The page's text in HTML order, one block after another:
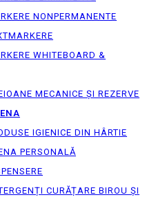
NONPERMANENTE
WHITEBOARD &
MECANICE ȘI REZERVE
IGIENICE DIN HÂRTIE
PERSONALĂ
CURĂȚARE BIROU ȘI